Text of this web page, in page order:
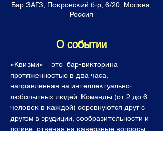
Бар ЗАГЗ, Покровский б-р, 6/20, Москва,
Россия
О событии
«Квизми» – это  бар-викторина
протяженностью в два часа,
направленная на интеллектуально-
любопытных людей. Команды (от 2 до 6
человек в каждой) соревнуются друг с
другом в эрудиции, сообразительности и
логике, отвечая на каверзные вопросы.